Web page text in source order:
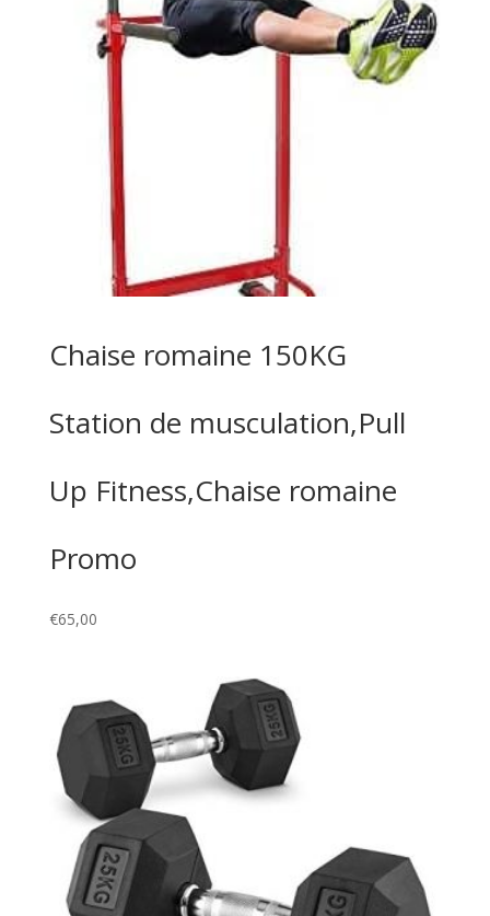
Chaise romaine 150KG
Station de musculation,Pull
Up Fitness,Chaise romaine
Promo
€65,00